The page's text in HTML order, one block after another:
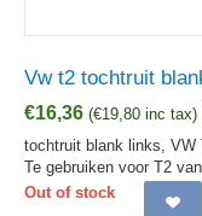
Vw t2 tochtruit
€16,36 (€19,80 inc tax)
tochtruit blank links, VW
Te gebruiken voor T2
Out of stock